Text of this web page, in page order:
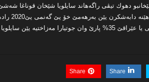
دهوك تیڤی راگەهاند سایلویا شێخان قوناغا شەشێ
شێخان و
کری،هەتا نوكە وەزارەتا بازرگانی یا عێراقێ 35% پارێ وان جوتیارا
Share
Share